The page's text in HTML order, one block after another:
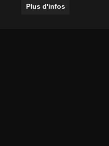
Plus d'infos